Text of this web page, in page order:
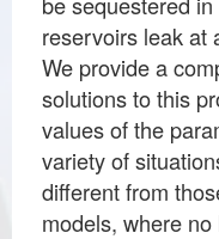
reservoirs leak at
We provide a
solutions to this
values of the
variety of
different from
models, where no